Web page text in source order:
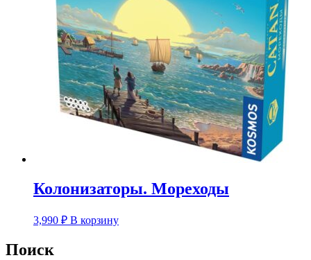
Колонизаторы. Мореходы
3,990 ₽ В корзину
Поиск